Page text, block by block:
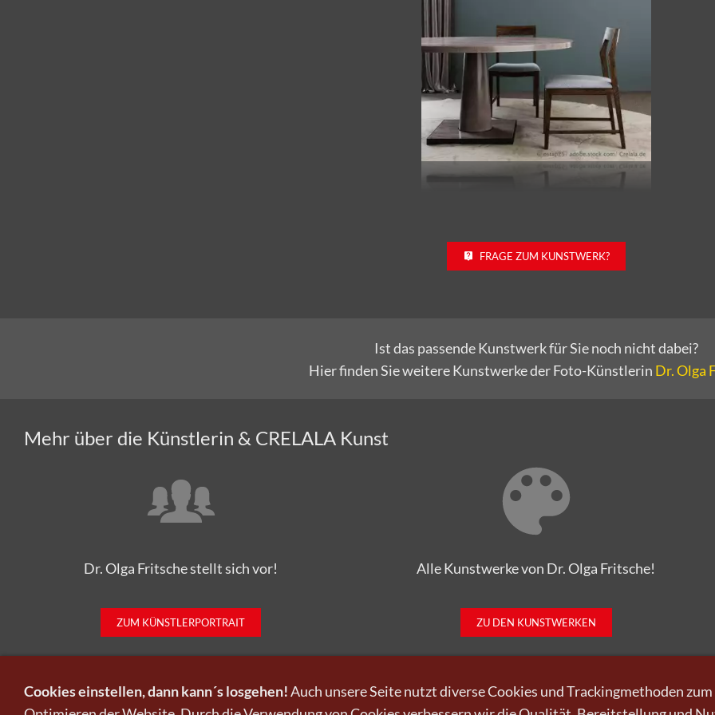
FRAGE ZUM KUNSTWERK?
Ist das passende Kunstwerk für Sie noch nicht dabei?
Hier finden Sie weitere Kunstwerke der Foto-Künstlerin Dr. Olga
Mehr über die Künstlerin & CRELALA Kunst
Dr. Olga Fritsche stellt sich vor!
ZUM KÜNSTLERPORTRAIT
Alle Kunstwerke von Dr. Olga Fritsche!
ZU DEN KUNSTWERKEN
Cookies einstellen, dann kann´s losgehen!Auch unsere Seite nutzt diverse Cookies und Trackingmethoden zum